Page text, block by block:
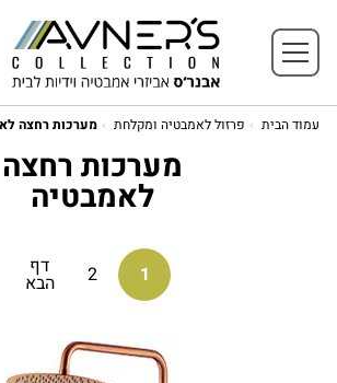
עמוד הבית פרזול לאמבטיה ומקלחת מערכות רחצה
מערכות רחצה
לאמבטיה
1
2 דף
הבא